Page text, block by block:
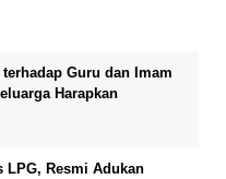
Guru dan Imam
Harapkan
LPG, Resmi Adukan